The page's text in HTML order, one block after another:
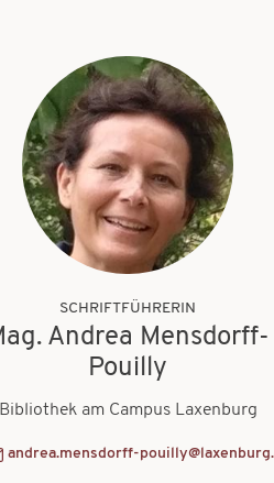
SCHRIFTFÜHRERIN
Andrea Mensdorff-
Pouilly
Bibliothek am Campus Laxenburg
andrea.mensdorff-